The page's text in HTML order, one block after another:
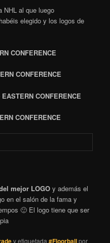
NHL al que luego
elegido y los logos de
CONFERENCE
CONFERENCE
CONFERENCE
CONFERENCE
mejor LOGO y además el
en el salón de la fama y
🙂 El logo tiene que ser
y etiquetada#Floorballpor